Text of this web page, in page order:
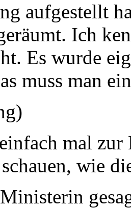
aufgestellt
Ich
Es wurde
muss man
mal
wie